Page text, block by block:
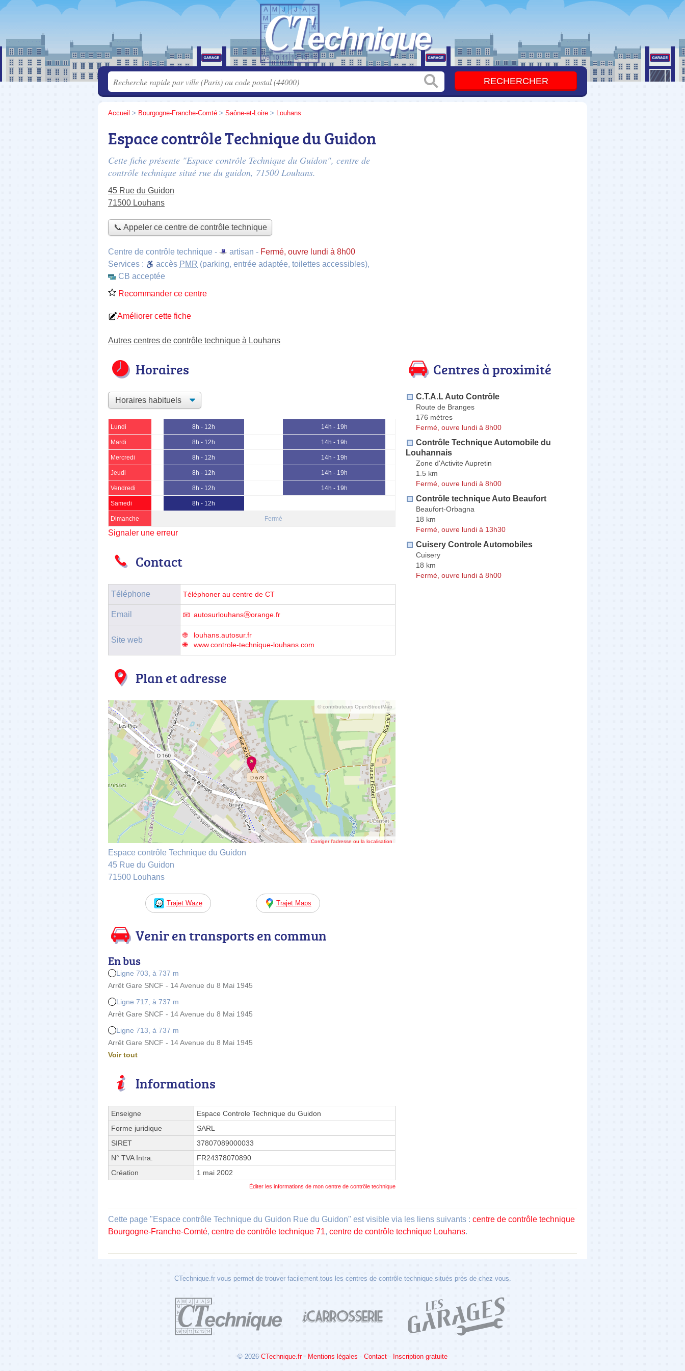
Accueil > Bourgogne-Franche-Comté > Saône-et-Loire > Louhans
Espace contrôle Technique du Guidon
Cette fiche présente "Espace contrôle Technique du Guidon", centre de
contrôle technique situé rue du guidon, 71500 Louhans.
45 Rue du Guidon
71500 Louhans
📞 Appeler ce centre de contrôle technique
Centre de contrôle technique - artisan - Fermé, ouvre lundi à 8h00
Services :
accès PMR (parking, entrée adaptée, toilettes accessibles),
CB acceptée
Recommander ce centre
Améliorer cette fiche
Autres centres de contrôle technique à Louhans
Horaires
Lundi 8h - 12h 14h - 19h
Mardi 8h - 12h 14h - 19h
Mercredi 8h - 12h 14h - 19h
Jeudi 8h - 12h 14h - 19h
Vendredi 8h - 12h 14h - 19h
Samedi 8h - 12h
Dimanche Fermé
Signaler une erreur
Contact
Téléphone Téléphoner au centre de CT
Email autosurlouhansⓐorange.fr
Site web
louhans.autosur.fr
www.controle-technique-louhans.com
Plan et adresse
© contributeurs OpenStreetMap
Corriger l’adresse ou la localisation
Espace contrôle Technique du Guidon
45 Rue du Guidon
71500 Louhans
Trajet Waze Trajet Maps
Venir en transports en commun
En bus
Ligne 703, à 737 m
Arrêt Gare SNCF - 14 Avenue du 8 Mai 1945
Ligne 717, à 737 m
Arrêt Gare SNCF - 14 Avenue du 8 Mai 1945
Ligne 713, à 737 m
Arrêt Gare SNCF - 14 Avenue du 8 Mai 1945
Voir tout
Informations
Enseigne
Espace Controle Technique du Guidon
Forme juridique
SARL
SIRET
37807089000033
N° TVA Intra.
FR24378070890
Création
1 mai 2002
Éditer les informations de mon centre de contrôle technique
Centres à proximité
C.T.A.L Auto Contrôle
Route de Branges
176 mètres
Fermé, ouvre lundi à 8h00
Contrôle Technique Automobile du
Louhannais
Zone d'Activite Aupretin
1.5 km
Fermé, ouvre lundi à 8h00
Contrôle technique Auto Beaufort
Beaufort-Orbagna
18 km
Fermé, ouvre lundi à 13h30
Cuisery Controle Automobiles
Cuisery
18 km
Fermé, ouvre lundi à 8h00
Cette page "Espace contrôle Technique du Guidon Rue du Guidon" est visible via les liens suivants : centre de contrôle technique
Bourgogne-Franche-Comté, centre de contrôle technique 71, centre de contrôle technique Louhans.
CTechnique.fr vous permet de trouver facilement tous les centres de contrôle technique situés près de chez vous.
© 2026 CTechnique.fr - Mentions légales - Contact - Inscription gratuite